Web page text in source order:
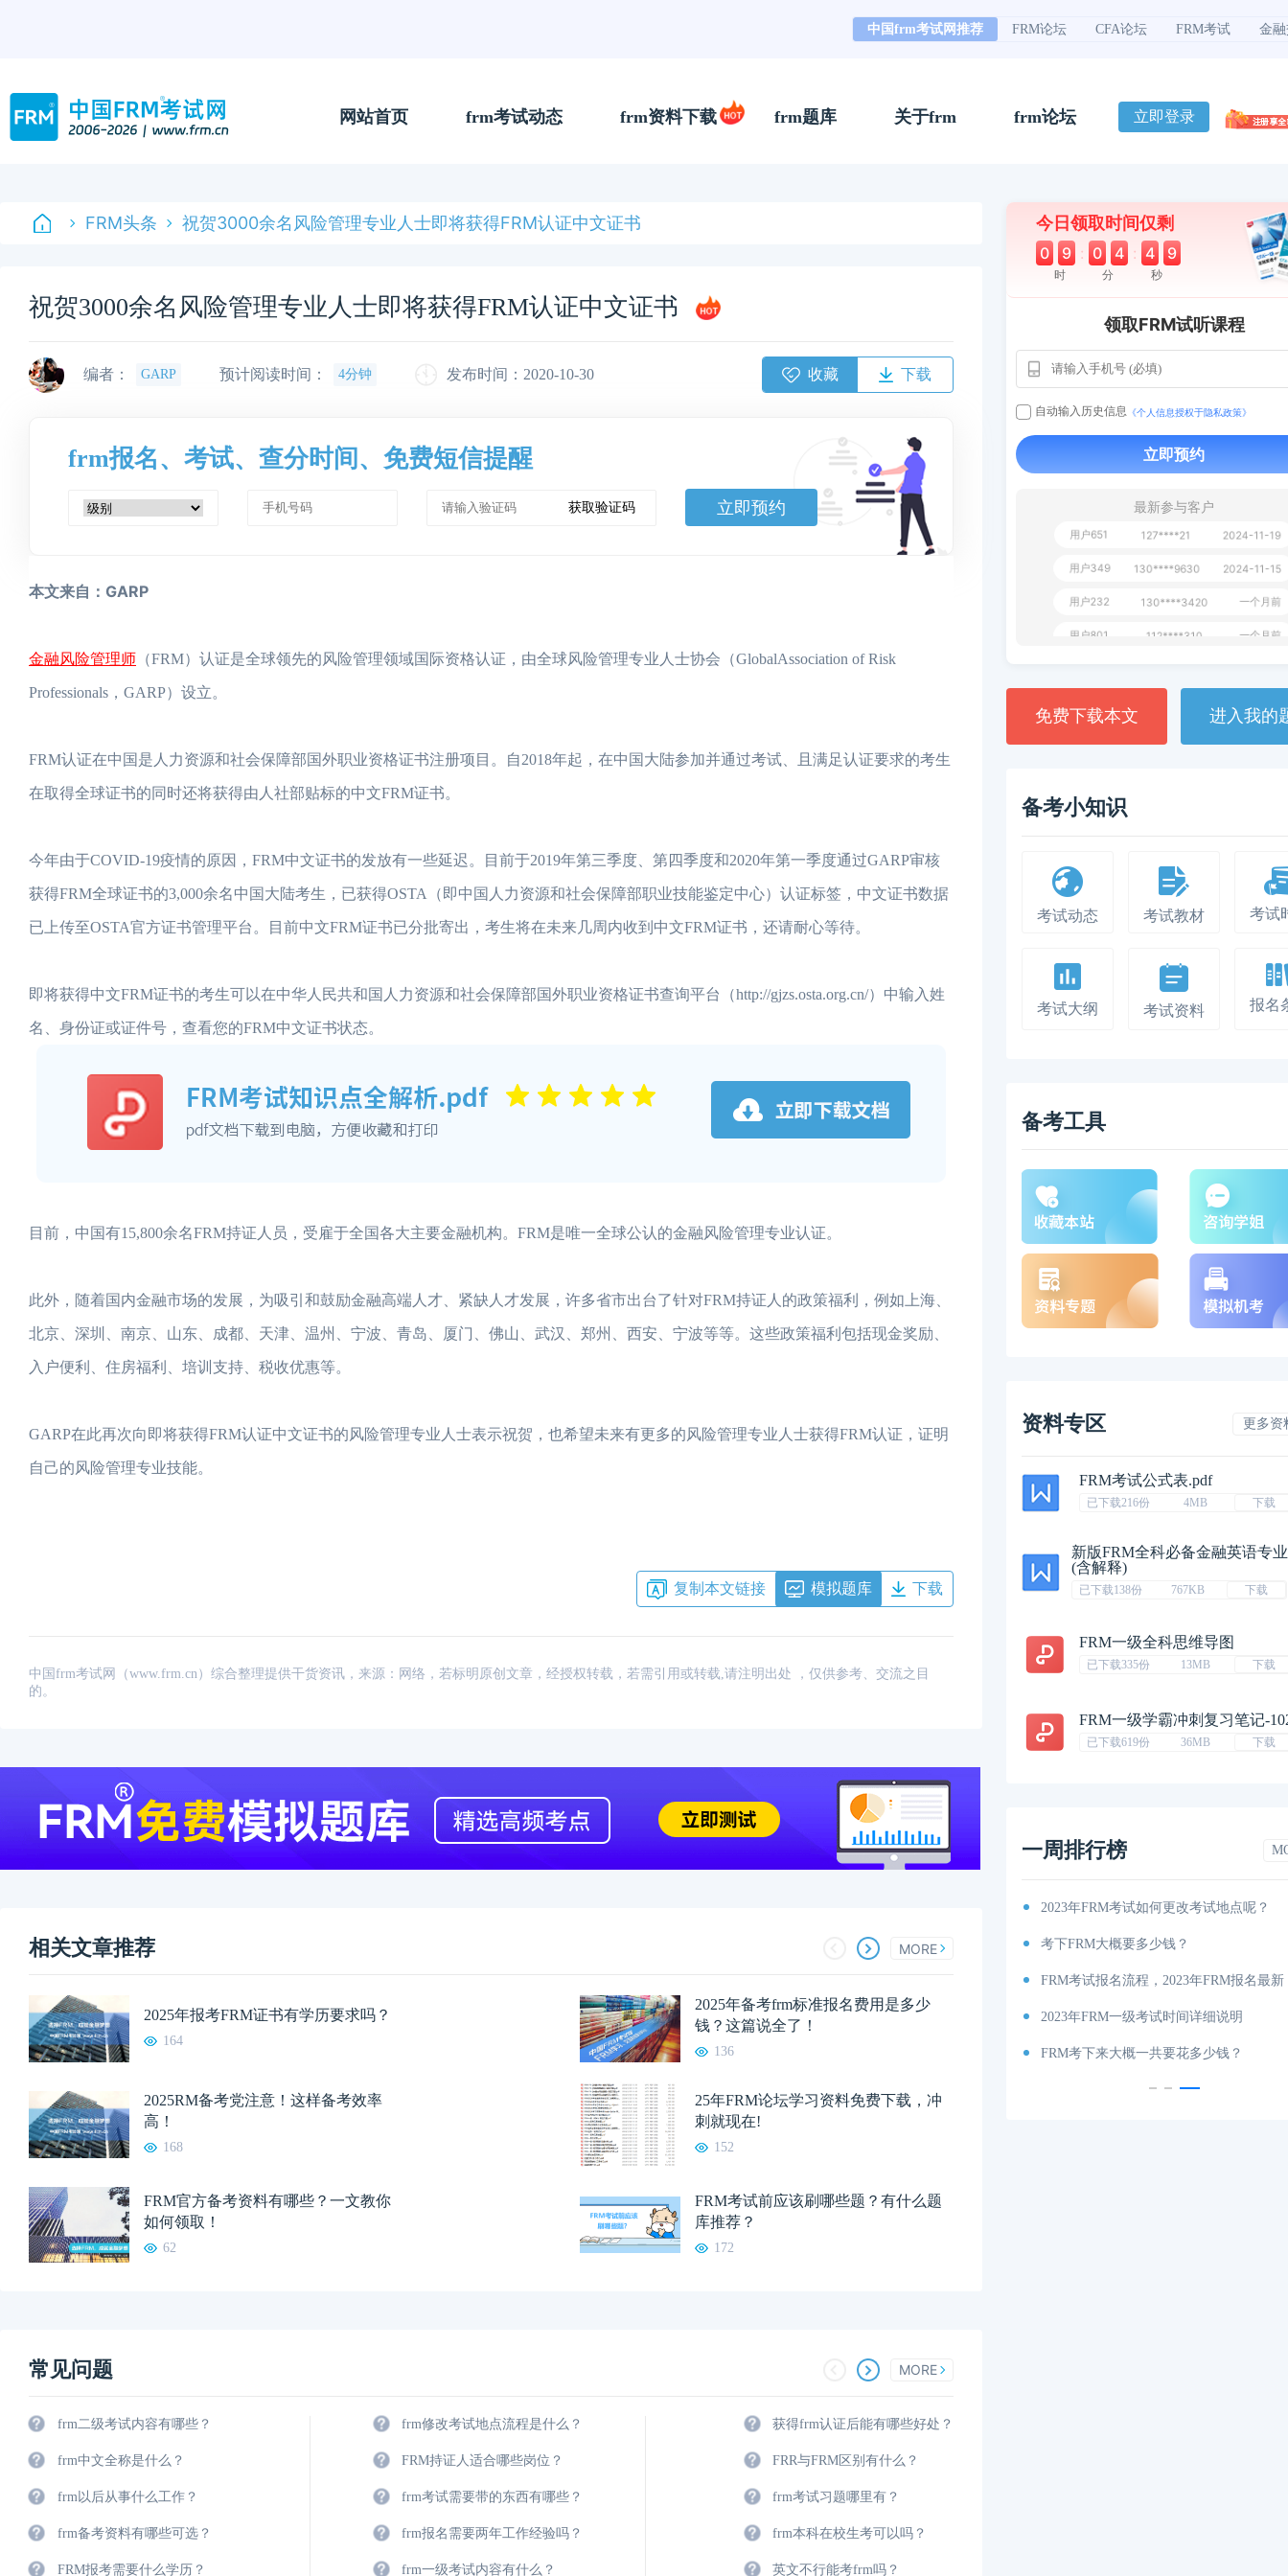
中国frm考试网推荐 FRM论坛 CFA论坛 FRM考试 金
网站首页 frm考试动态 frm资料下载 frm题库 关于frm frm论坛 立即登录
FRM头条 祝贺3000余名风险管理专业人士即将获得FRM认证中文证书
祝贺3000余名风险管理专业人士即将获得FRM认证中文证书
编者： GARP 预计阅读时间： 4分钟 发布时间：2020-10-30 收藏 下载
frm报名、考试、查分时间、免费短信提醒
获取验证码 立即预约
本文来自：GARP
金融风险管理师 （FRM）认证是全球领先的风险管理领域国际资格认证，由全球风险管理专业人士协会（GlobalAssociation of Risk
Professionals，GARP）设立。
FRM认证在中国是人力资源和社会保障部国外职业资格证书注册项目。自2018年起，在中国大陆参加并通过考试、且满足认证要求的考生
在取得全球证书的同时还将获得由人社部贴标的中文FRM证书。
今年由于COVID-19疫情的原因，FRM中文证书的发放有一些延迟。目前于2019年第三季度、第四季度和2020年第一季度通过GARP审核
获得FRM全球证书的3,000余名中国大陆考生，已获得OSTA（即中国人力资源和社会保障部职业技能鉴定中心）认证标签，中文证书数据
已上传至OSTA官方证书管理平台。目前中文FRM证书已分批寄出，考生将在未来几周内收到中文FRM证书，还请耐心等待。
即将获得中文FRM证书的考生可以在中华人民共和国人力资源和社会保障部国外职业资格证书查询平台（http://gjzs.osta.org.cn/）中输入姓
名、身份证或证件号，查看您的FRM中文证书状态。
目前，中国有15,800余名FRM持证人员，受雇于全国各大主要金融机构。FRM是唯一全球公认的金融风险管理专业认证。
此外，随着国内金融市场的发展，为吸引和鼓励金融高端人才、紧缺人才发展，许多省市出台了针对FRM持证人的政策福利，例如上海、
北京、深圳、南京、山东、成都、天津、温州、宁波、青岛、厦门、佛山、武汉、郑州、西安、宁波等等。这些政策福利包括现金奖励、
入户便利、住房福利、培训支持、税收优惠等。
GARP在此再次向即将获得FRM认证中文证书的风险管理专业人士表示祝贺，也希望未来有更多的风险管理专业人士获得FRM认证，证明
自己的风险管理专业技能。
复制本文链接 模拟题库 下载
中国frm考试网（www.frm.cn）综合整理提供干货资讯，来源：网络，若标明原创文章，经授权转载，若需引用或转载,请注明出处 ，仅供参考、交流之目
的。
相关文章推荐 MORE
2025年报考FRM证书有学历要求吗？
164
2025年备考frm标准报名费用是多少
钱？这篇说全了！
136
2025RM备考党注意！这样备考效率
高！
168
25年FRM论坛学习资料免费下载，冲
刺就现在!
152
FRM官方备考资料有哪些？一文教你
如何领取！
62
FRM考试前应该刷哪些题？有什么题
库推荐？
172
常见问题 MORE
frm二级考试内容有哪些？
frm中文全称是什么？
frm以后从事什么工作？
frm备考资料有哪些可选？
FRM报考需要什么学历？
frm修改考试地点流程是什么？
FRM持证人适合哪些岗位？
frm考试需要带的东西有哪些？
frm报名需要两年工作经验吗？
frm一级考试内容有什么？
获得frm认证后能有哪些好处？
FRR与FRM区别有什么？
frm考试习题哪里有？
frm本科在校生考可以吗？
英文不行能考frm吗？
今日领取时间仅剩
0 9 : 0 4 : 4 9
时 分 秒
领取FRM试听课程
自动输入历史信息 《个人信息授权于隐私政策》
立即预约
最新参与客户
112****290
用户349
用户232
用户801
130****2737
用户987 2024-09-13
免费下载本文 进入我的
备考小知识
考试动态 考试教材 考试
考试大纲 考试资料 报名
备考工具
资料专区 更多资
FRM考试公式表.pdf
已下载216份 4MB 下载
新版FRM全科必备金融英语专
(含解释)
已下载138份 767KB 下载
FRM一级全科思维导图
已下载335份 13MB 下载
FRM一级学霸冲刺复习笔记-
已下载619份 36MB 下载
一周排行榜
FRM考试知识点：马科维茨有效前沿
2023年FRM考试科目及考试内容介绍！
资料分享：这些资料你有吗（附获取地址）？
FRM考试时间详情说明
2023年FRM考试如何更改考试地点呢？
考下FRM大概要多少钱？
FRM考试报名流程，2023年FRM报名最新
2023年FRM一级考试时间详细说明
FRM考下来大概一共要花多少钱？